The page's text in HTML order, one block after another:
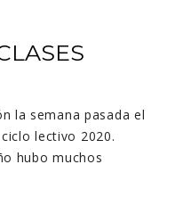
la semana pasada el
lectivo 2020.
hubo muchos